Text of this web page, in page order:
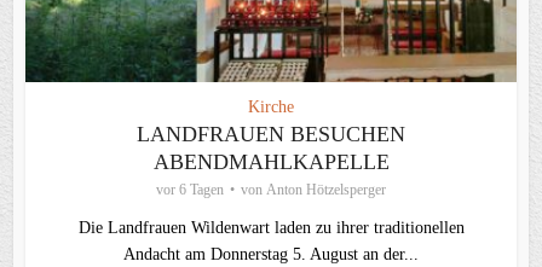
Kirche
LANDFRAUEN BESUCHEN
ABENDMAHLKAPELLE
vor 6 Tagen von Anton Hötzelsperger
Die Landfrauen Wildenwart laden zu ihrer traditionellen
Andacht am Donnerstag 5. August an der...